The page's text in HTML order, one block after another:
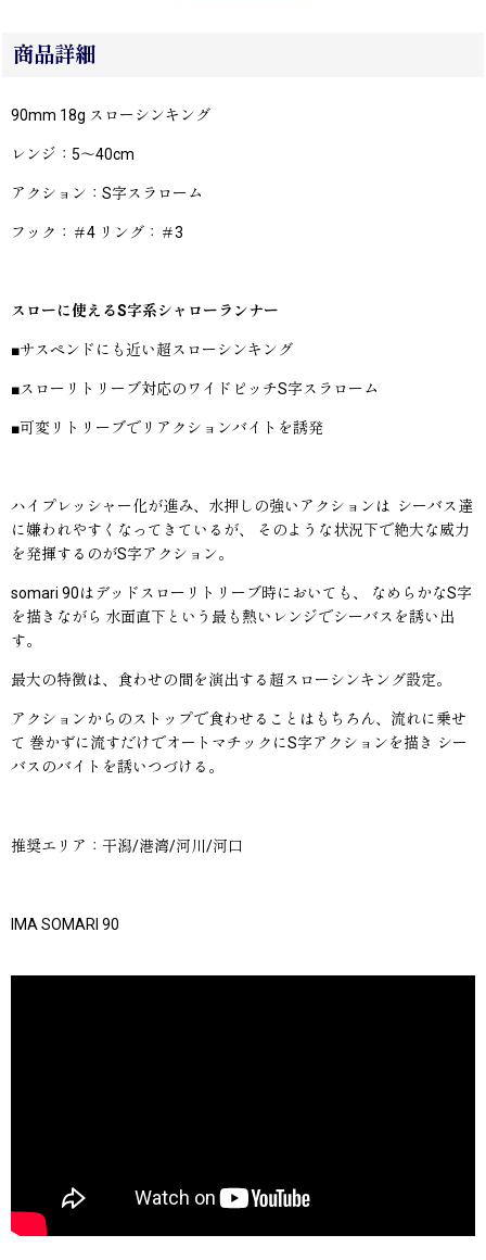
商品詳細
90mm 18g スローシンキング
レンジ：5〜40cm
アクション：S字スラローム
フック：＃4 リング：＃3
スローに使えるS字系シャローランナー
■サスペンドにも近い超スローシンキング
■スローリトリーブ対応のワイドピッチS字スラローム
■可変リトリーブでリアクションバイトを誘発
ハイプレッシャー化が進み、水押しの強いアクションは シーバス達
に嫌われやすくなってきているが、 そのような状況下で絶大な威力
を発揮するのがS字アクション。
somari 90はデッドスローリトリーブ時においても、 なめらかなS字
を描きながら 水面直下という最も熱いレンジでシーバスを誘い出
す。
最大の特徴は、食わせの間を演出する超スローシンキング設定。
アクションからのストップで食わせることはもちろん、流れに乗せ
て 巻かずに流すだけでオートマチックにS字アクションを描き シー
バスのバイトを誘いつづける。
推奨エリア：干潟/港湾/河川/河口
IMA SOMARI 90